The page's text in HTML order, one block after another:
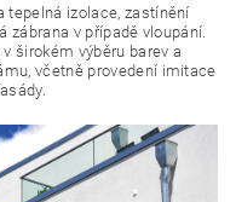
tepelná izolace, zastínění
zábrana v případě vloupání.
širokém výběru barev a
včetně provedení imitace